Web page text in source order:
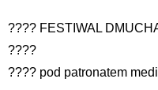
???? FESTIWAL
????
???? pod patronatem